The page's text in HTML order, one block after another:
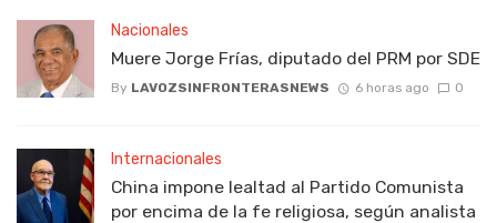
Nacionales
Muere Jorge Frías, diputado del PRM por SDE
By LAVOZSINFRONTERASNEWS 6 horas ago 0
Internacionales
China impone lealtad al Partido Comunista
por encima de la fe religiosa, según analista